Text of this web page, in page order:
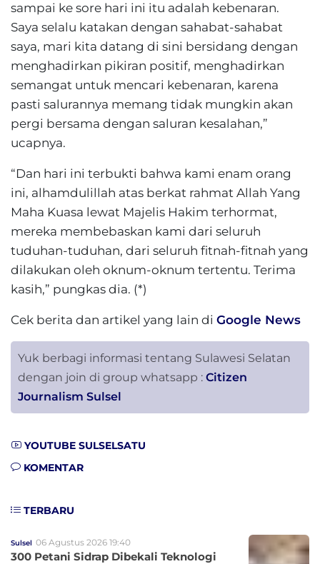
sampai ke sore hari ini itu adalah kebenaran.
Saya selalu katakan dengan sahabat-sahabat
saya, mari kita datang di sini bersidang dengan
menghadirkan pikiran positif, menghadirkan
semangat untuk mencari kebenaran, karena
pasti salurannya memang tidak mungkin akan
pergi bersama dengan saluran kesalahan,”
ucapnya.
“Dan hari ini terbukti bahwa kami enam orang
ini, alhamdulillah atas berkat rahmat Allah Yang
Maha Kuasa lewat Majelis Hakim terhormat,
mereka membebaskan kami dari seluruh
tuduhan-tuduhan, dari seluruh fitnah-fitnah yang
dilakukan oleh oknum-oknum tertentu. Terima
kasih,” pungkas dia. (*)
Cek berita dan artikel yang lain di Google News
Yuk berbagi informasi tentang Sulawesi Selatan
dengan join di group whatsapp : Citizen
Journalism Sulsel
YOUTUBE SULSELSATU
KOMENTAR
TERBARU
Sulsel 06 Agustus 2026 19:40
300 Petani Sidrap Dibekali Teknologi